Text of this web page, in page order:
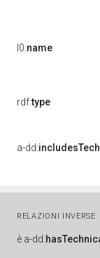
l0:name
rdf:type
a-dd:
RELAZIONI INVERSE
è a-dd: